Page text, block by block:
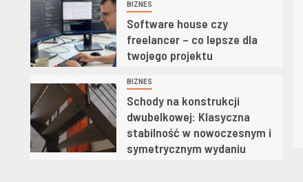
4 BIZNES
Software house czy
freelancer – co lepsze dla
twojego projektu
5
BIZNES
Schody na konstrukcji
dwubelkowej: Klasyczna
stabilność w nowoczesnym i
symetrycznym wydaniu
Klasyczna
w nowoczesnym i
wydaniu
2026 Redakcja eFinanse